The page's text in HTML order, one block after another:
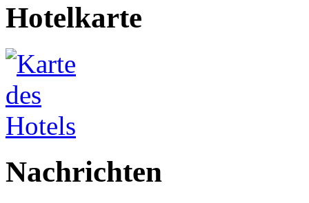
Hotelkarte
Nachrichten